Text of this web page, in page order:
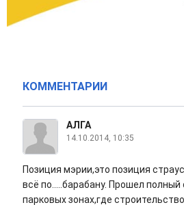
КОММЕНТАРИИ
АЛГА
14.10.2014, 10:35
Позиция мэрии,это позиция
всё по.....барабану. Прошел
парковых зонах,где